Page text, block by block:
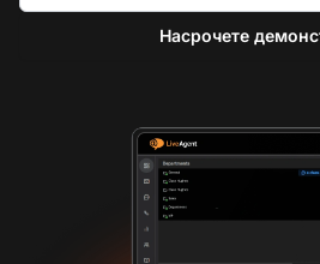
Насрочете